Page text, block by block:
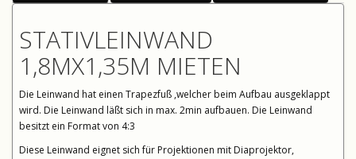
STATIVLEINWAND
1,8MX1,35M MIETEN
Die Leinwand hat einen Trapezfuß ,welcher beim Aufbau ausgeklappt
wird. Die Leinwand läßt sich in max. 2min aufbauen. Die Leinwand
besitzt ein Format von 4:3
Diese Leinwand eignet sich für Projektionen mit Diaprojektor,